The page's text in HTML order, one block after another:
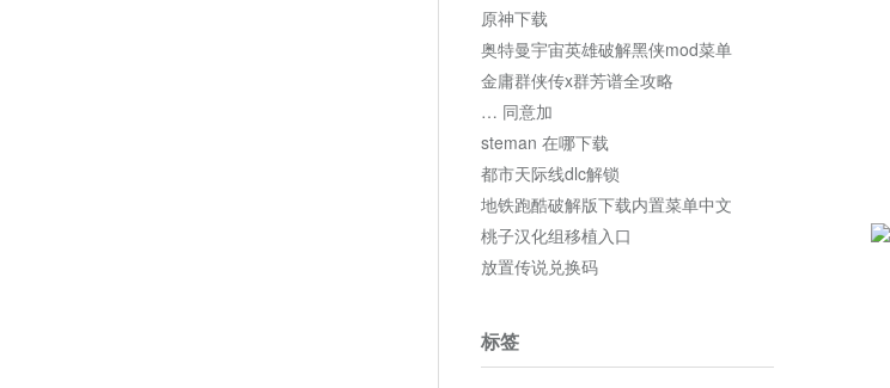
原神下载
奥特曼宇宙英雄破解黑侠mod菜单
金庸群侠传x群芳谱全攻略
… 同意加
steman 在哪下载
都市天际线dlc解锁
地铁跑酷破解版下载内置菜单中文
桃子汉化组移植入口
放置传说兑换码
标签